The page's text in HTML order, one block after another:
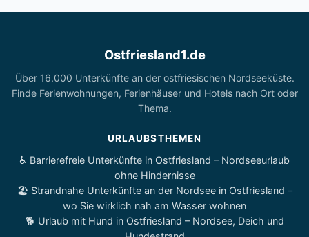
Ostfriesland1.de
Über 16.000 Unterkünfte an der ostfriesischen Nordseeküste.
Finde Ferienwohnungen, Ferienhäuser und Hotels nach Ort oder
Thema.
URLAUBSTHEMEN
♿ Barrierefreie Unterkünfte in Ostfriesland – Nordseeurlaub
ohne Hindernisse
🏖️ Strandnahe Unterkünfte an der Nordsee in Ostfriesland –
wo Sie wirklich nah am Wasser wohnen
🐕 Urlaub mit Hund in Ostfriesland – Nordsee, Deich und